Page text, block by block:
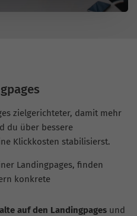
zielgerichteter, damit mehr
du über bessere
Klickkosten stabilisierst.
Landingpages, finden
konkrete
auf den Landingpagesund